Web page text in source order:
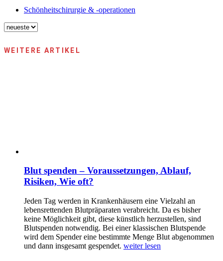
Schönheitschirurgie & -operationen
WEITERE ARTIKEL
Blut spenden – Voraussetzungen, Ablauf,
Risiken, Wie oft?
Jeden Tag werden in Krankenhäusern eine Vielzahl an
lebensrettenden Blutpräparaten verabreicht. Da es bisher
keine Möglichkeit gibt, diese künstlich herzustellen, sind
Blutspenden notwendig. Bei einer klassischen Blutspende
wird dem Spender eine bestimmte Menge Blut abgenommen
und dann insgesamt gespendet. weiter lesen